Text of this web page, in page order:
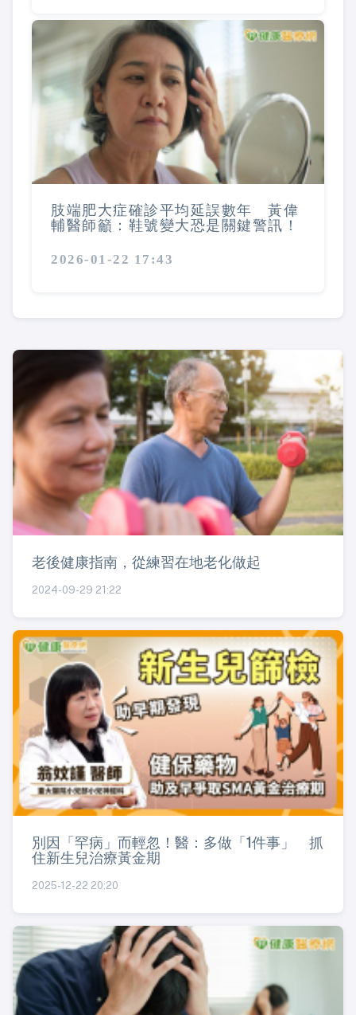
肢端肥大症確診平均延誤數年 黃偉
輔醫師籲：鞋號變大恐是關鍵警訊！
2026-01-22 17:43
老後健康指南，從練習在地老化做起
2024-09-29 21:22
別因「罕病」而輕忽！醫：多做「1件事」 抓
住新生兒治療黃金期
2025-12-22 20:20